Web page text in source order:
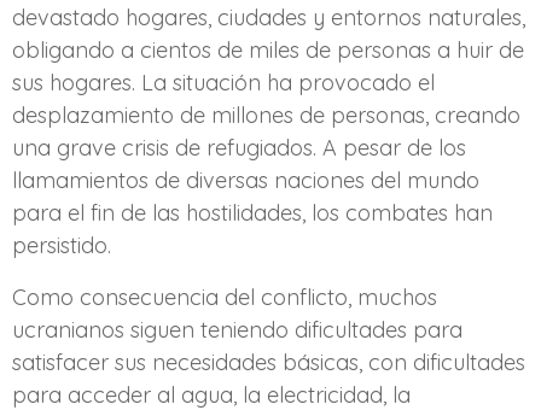
devastado hogares, ciudades y entornos naturales,
obligando a cientos de miles de personas a huir de
sus hogares. La situación ha provocado el
desplazamiento de millones de personas, creando
una grave crisis de refugiados. A pesar de los
llamamientos de diversas naciones del mundo
para el fin de las hostilidades, los combates han
persistido.
Como consecuencia del conflicto, muchos
ucranianos siguen teniendo dificultades para
satisfacer sus necesidades básicas, con dificultades
para acceder al agua, la electricidad, la